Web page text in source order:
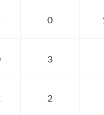
0
3
2